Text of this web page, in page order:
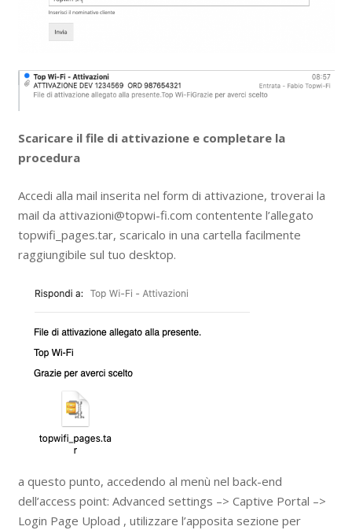
Scaricare il file di attivazione e completare la
procedura
Accedi alla mail inserita nel form di attivazione, troverai la
mail da attivazioni@topwi-fi.com contentente l’allegato
topwifi_pages.tar, scaricalo in una cartella facilmente
raggiungibile sul tuo desktop.
a questo punto, accedendo al menù nel back-end
dell’access point: Advanced settings –> Captive Portal –>
Login Page Upload , utilizzare l’apposita sezione per